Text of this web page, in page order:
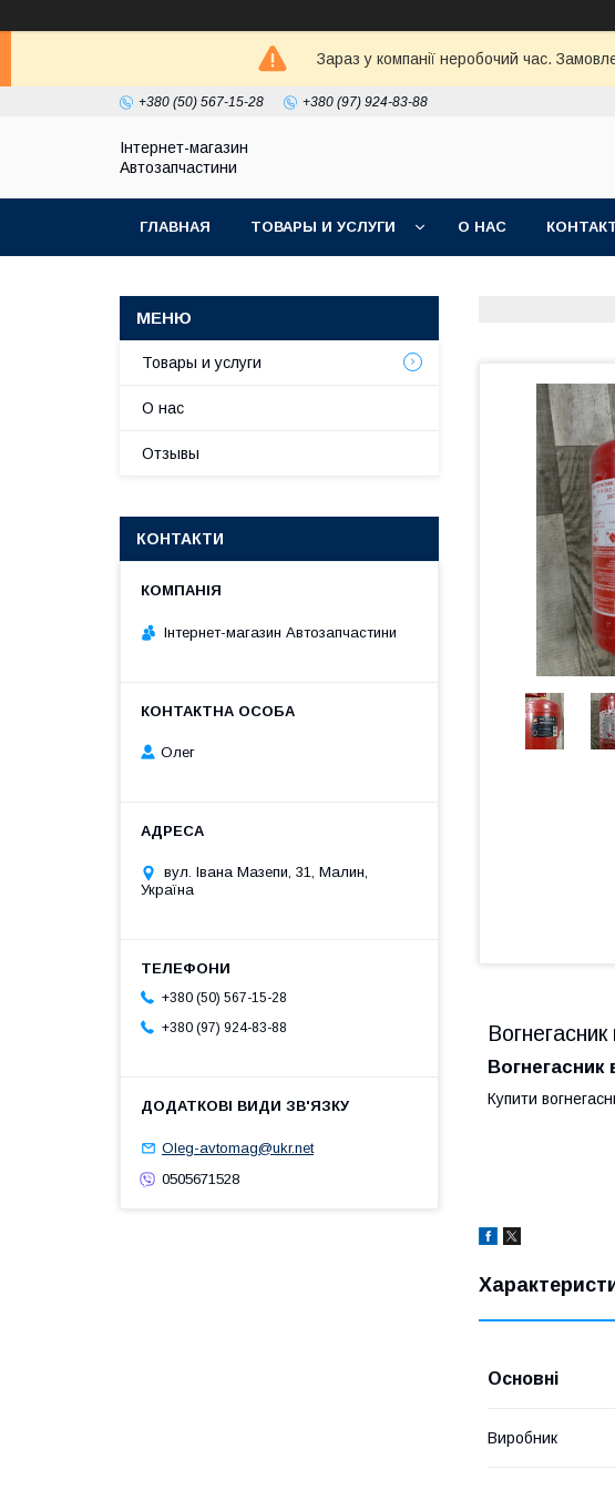
Зараз у компанії неробочий час.
+380 (50) 567-15-28 +380 (97) 924-83-88
Інтернет-магазин
Автозапчастини
ГЛАВНАЯ ТОВАРЫ И УСЛУГИ О НАС
Вогнегасник
Купити
Основні
Виробник
Товары и услуги
О нас
Отзывы
КОНТАКТИ
Інтернет-магазин Автозапчастини
Олег
вул. Івана Мазепи, 31, Малин,
Україна
+380 (50) 567-15-28
+380 (97) 924-83-88
Oleg-avtomag@ukr.net
0505671528